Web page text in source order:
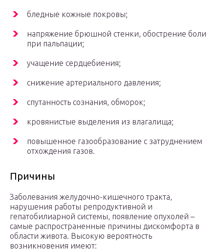
бледные кожные покровы;
напряжение брюшной стенки, обострение боли
при пальпации;
учащение сердцебиения;
снижение артериального давления;
спутанность сознания, обморок;
кровянистые выделения из влагалища;
повышенное газообразование с затруднением
отхождения газов.
Причины
Заболевания желудочно-кишечного тракта,
нарушения работы репродуктивной и
гепатобилиарной системы, появление опухолей –
самые распространенные причины дискомфорта в
области живота. Высокую вероятность
возникновения имеют: